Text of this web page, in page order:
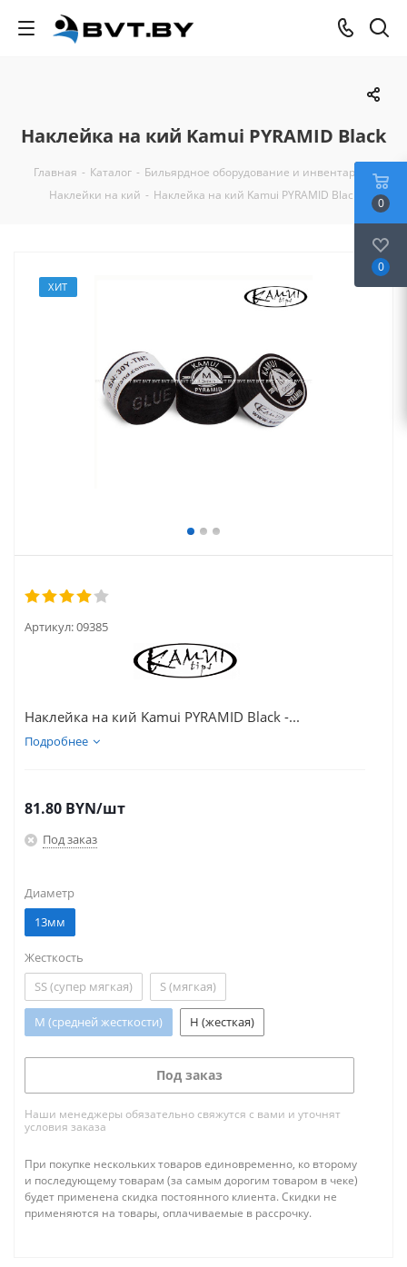
Наклейка на кий Kamui PYRAMID Black
Главная - Каталог - Бильярдное оборудование и инвентарь
Наклейки на кий - Наклейка на кий Kamui PYRAMID Black
ХИТ
Артикул:09385
Наклейка на кий Kamui PYRAMID Black -...
Подробнее
81.80 BYN/шт
Под заказ
Диаметр
13мм
Жесткость
SS (супер мягкая)
S (мягкая)
M (средней жесткости) H (жесткая)
Под заказ
Наши менеджеры обязательно свяжутся с вами и уточнят
условия заказа
При покупке нескольких товаров единовременно, ко второму
и последующему товарам (за самым дорогим товаром в чеке)
будет применена скидка постоянного клиента. Скидки не
применяются на товары, оплачиваемые в рассрочку.
0
0